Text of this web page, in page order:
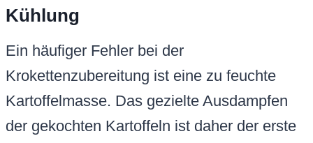
Kühlung
Ein häufiger Fehler bei der
Krokettenzubereitung ist eine zu feuchte
Kartoffelmasse. Das gezielte Ausdampfen
der gekochten Kartoffeln ist daher der erste